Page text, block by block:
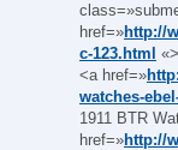
href=»http://
c-123.html
<a href=»
watches-
1911 BTR
href=»http://